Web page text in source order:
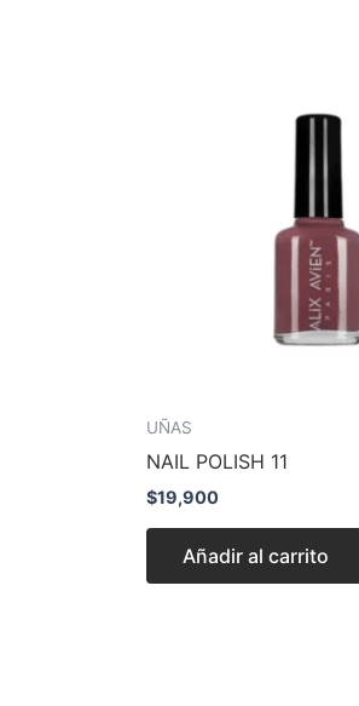
UÑAS
NAIL POLISH 11
$19,900
Añadir al carrito